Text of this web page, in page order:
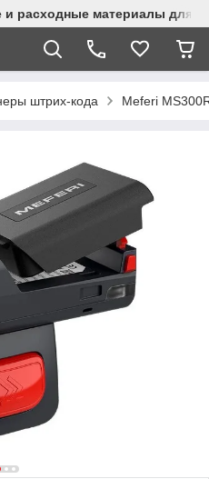
и расходные материалы для
штрих-кода Meferi